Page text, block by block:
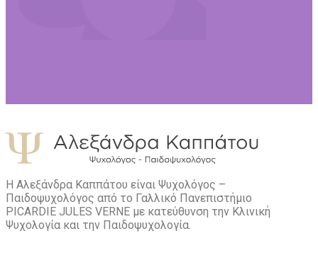
Η Αλεξάνδρα Καππάτου είναι Ψυχολόγος –
Παιδοψυχολόγος από το Γαλλικό Πανεπιστήμιο
PICARDIE JULES VERNE με κατεύθυνση την Kλινική
Ψυχολογία και την Παιδοψυχολογία.